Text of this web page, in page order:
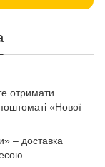
отримати
«Нової
– доставка